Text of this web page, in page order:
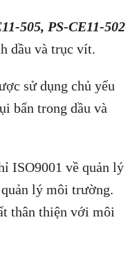
505, PS-CE11-502
dầu và trục vít.
sử dụng chủ yếu
bẩn trong dầu và
ISO9001 về quản lý
lý môi trường.
thân thiện với môi